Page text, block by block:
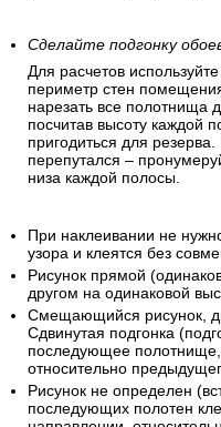
Сделайте подгонку
Для расчетов
периметр стен
нарезать все полотнища
посчитав высоту каждой
пригодиться для
перепутался –
низа каждой полосы.
При наклеивании не
узора и клеятся без
Рисунок прямой
другом на одинаковой
Смещающийся рисунок,
Сдвинутая подгонка
последующее полотнище,
относительно
Рисунок не определен
последующих полотен